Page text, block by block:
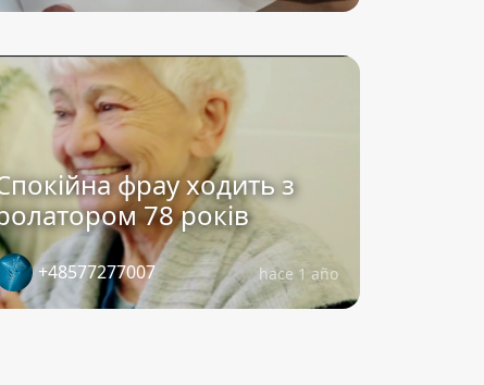
фрау ходить з
78 років
+48577277007 hace 1 año